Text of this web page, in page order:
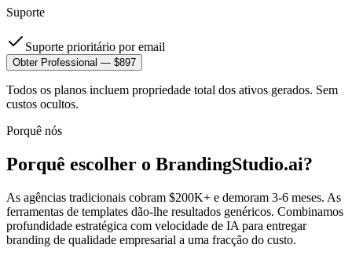
Suporte
Suporte prioritário por email
Obter Professional — $897
Todos os planos incluem propriedade total dos ativos gerados. Sem
custos ocultos.
Porquê nós
Porquê escolher o BrandingStudio.ai?
As agências tradicionais cobram $200K+ e demoram 3-6 meses. As
ferramentas de templates dão-lhe resultados genéricos. Combinamos
profundidade estratégica com velocidade de IA para entregar
branding de qualidade empresarial a uma fracção do custo.